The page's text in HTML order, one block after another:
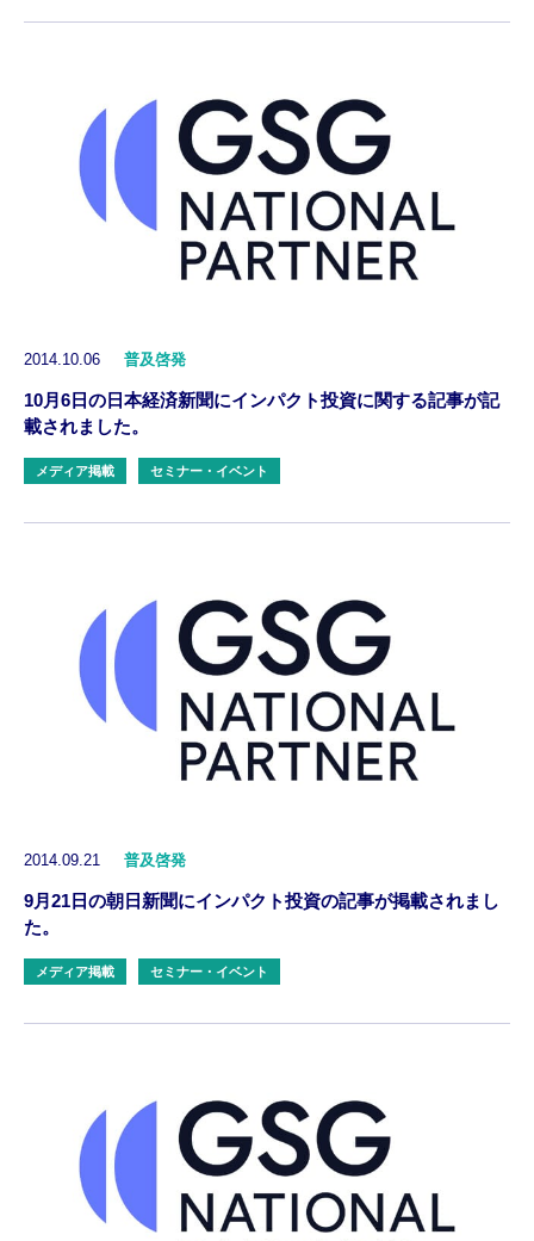
2014.10.06 普及啓発
10月6日の日本経済新聞にインパクト投資に関する記事が記
載されました。
メディア掲載 セミナー・イベント
2014.09.21 普及啓発
9月21日の朝日新聞にインパクト投資の記事が掲載されまし
た。
メディア掲載 セミナー・イベント